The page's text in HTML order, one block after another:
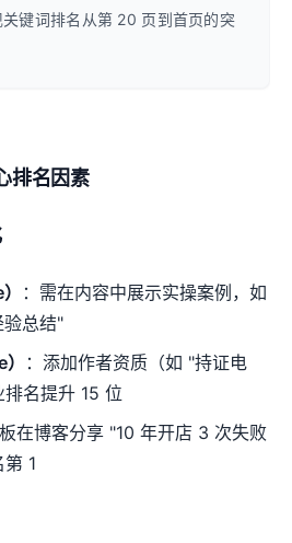
键词排名从第 20 页到首页的突
排名因素
：需在内容中展示实操案例，如
总结"
：添加作者资质（如 "持证电
名提升 15 位
在博客分享 "10 年开店 3 次失败
1